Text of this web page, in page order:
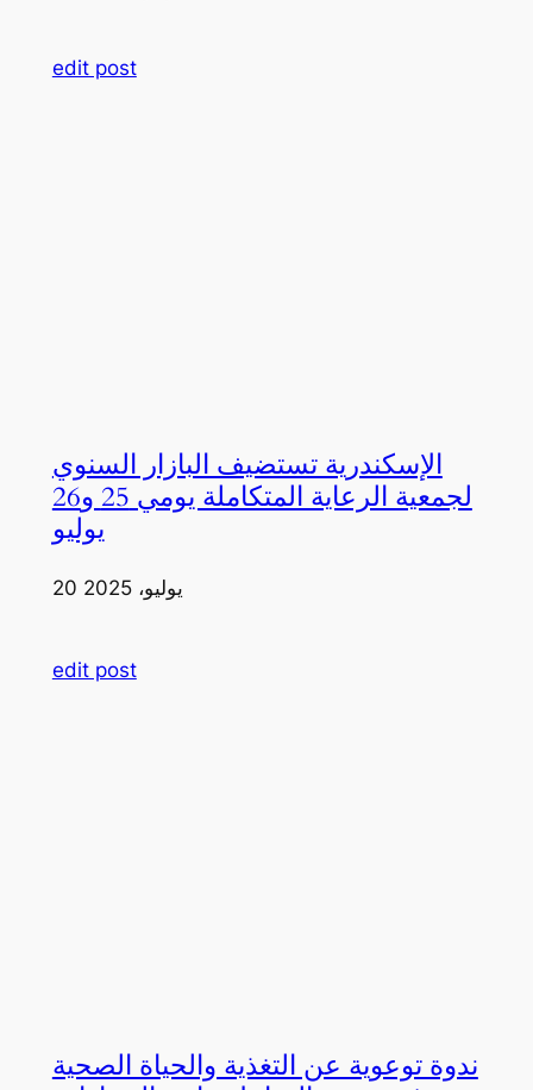
edit post
الإسكندرية تستضيف البازار السنوي
لجمعية الرعاية المتكاملة يومي 25 و26
يوليو
20 يوليو، 2025
edit post
ندوة توعوية عن التغذية والحياة الصحية